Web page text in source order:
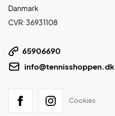
Danmark
CVR: 36931108
65906690
info@tennisshoppen.dk
Cookies